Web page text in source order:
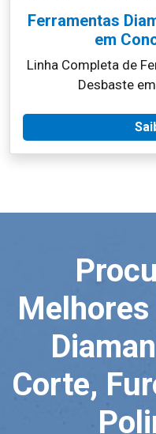
Ferramentas
em
Linha Completa de
Desbaste
Corte,